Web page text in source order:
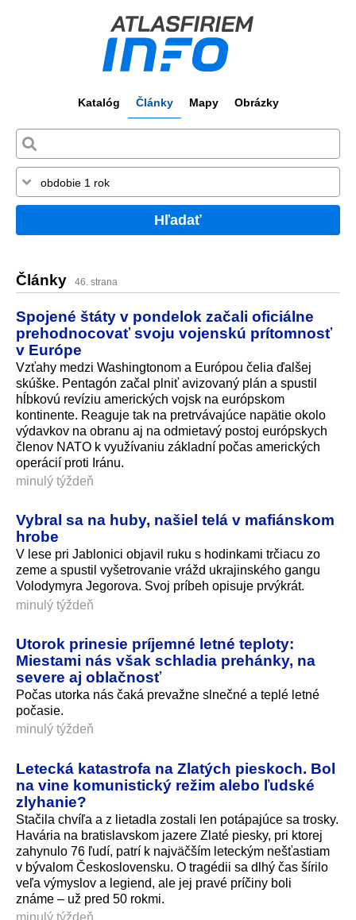
Katalóg Články Mapy Obrázky
Hľadať
Články 46. strana
Spojené štáty v pondelok začali oficiálne
prehodnocovať svoju vojenskú prítomnosť
v Európe
Vzťahy medzi Washingtonom a Európou čelia ďalšej
skúške. Pentagón začal plniť avizovaný plán a spustil
hĺbkovú revíziu amerických vojsk na európskom
kontinente. Reaguje tak na pretrvávajúce napätie okolo
výdavkov na obranu aj na odmietavý postoj európskych
členov NATO k využívaniu základní počas amerických
operácií proti Iránu.
minulý týždeň
Vybral sa na huby, našiel telá v mafiánskom
hrobe
V lese pri Jablonici objavil ruku s hodinkami trčiacu zo
zeme a spustil vyšetrovanie vrážd ukrajinského gangu
Volodymyra Jegorova. Svoj príbeh opisuje prvýkrát.
minulý týždeň
Utorok prinesie príjemné letné teploty:
Miestami nás však schladia prehánky, na
severe aj oblačnosť
Počas utorka nás čaká prevažne slnečné a teplé letné
počasie.
minulý týždeň
Letecká katastrofa na Zlatých pieskoch. Bol
na vine komunistický režim alebo ľudské
zlyhanie?
Stačila chvíľa a z lietadla zostali len potápajúce sa trosky.
Havária na bratislavskom jazere Zlaté piesky, pri ktorej
zahynulo 76 ľudí, patrí k najväčším leteckým nešťastiam
v bývalom Československu. O tragédii sa dlhý čas šírilo
veľa výmyslov a legiend, ale jej pravé príčiny boli
známe – už pred 50 rokmi.